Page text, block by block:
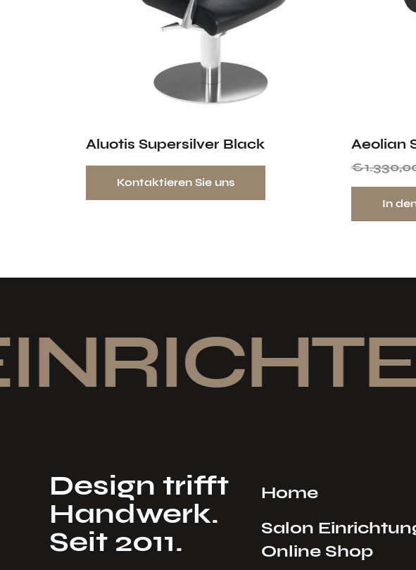
Aluotis Supersilver Black
Kontaktieren Sie uns
Aeolian
€
In
Design trifft
Handwerk.
Seit 2011.
Home
Salon
Online Shop